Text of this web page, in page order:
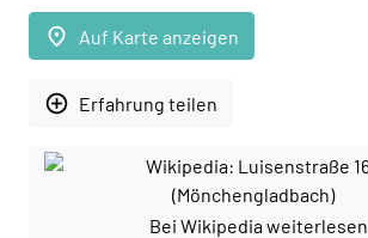
place Auf Karte anzeigen
add_circle_outline Erfahrung teilen
Bei Wikipedia weiterlesen